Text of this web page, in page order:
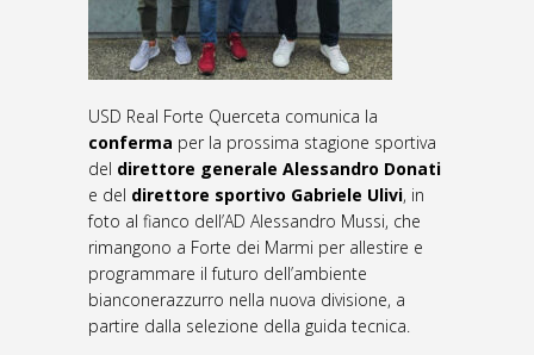
USD Real Forte Querceta comunica la
conferma per la prossima stagione sportiva
del direttore generale Alessandro Donati
e del direttore sportivo Gabriele Ulivi, in
foto al fianco dell’AD Alessandro Mussi, che
rimangono a Forte dei Marmi per allestire e
programmare il futuro dell’ambiente
bianconerazzurro nella nuova divisione, a
partire dalla selezione della guida tecnica.